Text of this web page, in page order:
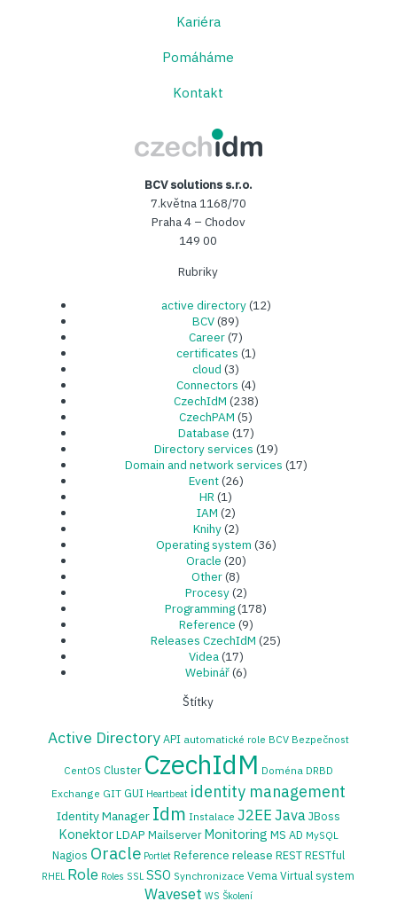
Kariéra
Pomáháme
Kontakt
BCV solutions s.r.o.
7.května 1168/70
Praha 4 – Chodov
149 00
Rubriky
active directory(12)
BCV(89)
Career(7)
certificates (1)
cloud (3)
Connectors (4)
CzechIdM (238)
CzechPAM (5)
Database (17)
Directory services (19)
Domain and network services (17)
Event(26)
HR (1)
IAM (2)
Knihy(2)
Operating system (36)
Oracle (20)
Other(8)
Procesy(2)
Programming(178)
Reference (9)
Releases CzechIdM (25)
Videa(17)
Webinář(6)
Štítky
Active DirectoryAPI automatické role BCV Bezpečnost
CentOS Cluster CzechIdM Doména DRBD
Exchange GIT GUI Heartbeat identity management
Identity Manager Idm Instalace J2EEJavaJBoss
KonektorLDAP Mailserver Monitoring MS AD MySQL
Nagios Oracle Portlet Reference release RESTRESTful
RHEL Role Roles SSL SSO Synchronizace Vema Virtual system
Waveset WS Školení